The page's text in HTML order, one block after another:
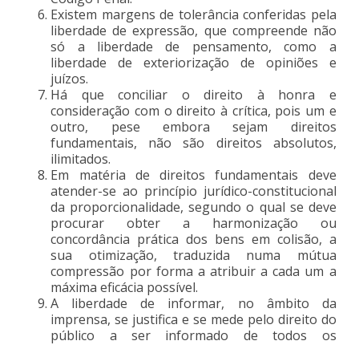
Existem margens de tolerância conferidas pela
liberdade de expressão, que compreende não
só a liberdade de pensamento, como a
liberdade de exteriorização de opiniões e
juízos.
Há que conciliar o direito à honra e
consideração com o direito à crítica, pois um e
outro, pese embora sejam direitos
fundamentais, não são direitos absolutos,
ilimitados.
Em matéria de direitos fundamentais deve
atender-se ao princípio jurídico-constitucional
da proporcionalidade, segundo o qual se deve
procurar obter a harmonização ou
concordância prática dos bens em colisão, a
sua otimização, traduzida numa mútua
compressão por forma a atribuir a cada um a
máxima eficácia possível.
A liberdade de informar, no âmbito da
imprensa, se justifica e se mede pelo direito do
público a ser informado de todos os